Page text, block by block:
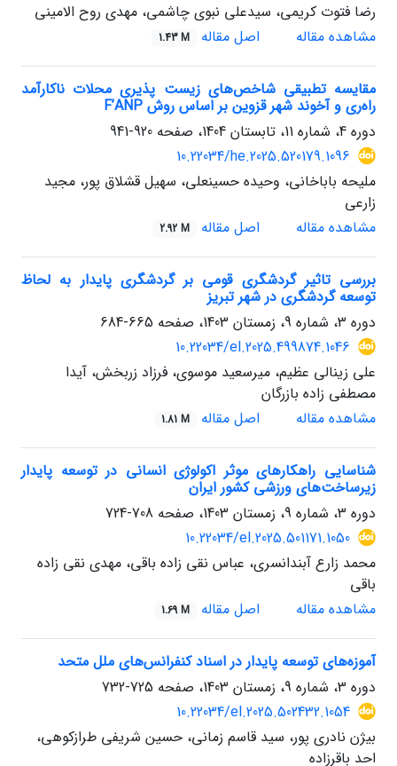
رضا فتوت کریمی، سیدعلی نبوی چاشمی، مهدی روح الامینی
مشاهده مقاله
اصل مقاله 1.43 M
مقایسه تطبیقی شاخص‌های زیست پذیری محلات ناکارآمد
راه‌ری و آخوند شهر قزوین بر اساس روش F’ANP
دوره 4، شماره 11، تابستان 1404، صفحه
920-941
10.22034/he.2025.520179.1096
ملیحه باباخانی، وحیده حسینعلی، سهیل قشلاق پور، مجید
زارعی
مشاهده مقاله
اصل مقاله 2.92 M
بررسی تاثیر گردشگری قومی بر گردشگری پایدار به لحاظ
توسعه گردشگری در شهر تبریز
دوره 3، شماره 9، زمستان 1403، صفحه
665-684
10.22034/el.2025.499874.1046
علی زینالی عظیم، میرسعید موسوی، فرزاد زربخش، آیدا
مصطفی زاده بازرگان
مشاهده مقاله
اصل مقاله 1.81 M
شناسایی راهکارهای موثر اکولوژی انسانی در توسعه پایدار
زیرساخت‌های ورزشی کشور ایران
دوره 3، شماره 9، زمستان 1403، صفحه
708-724
10.22034/el.2025.501171.1050
محمد زارع آبندانسری، عباس نقی زاده باقی، مهدی نقی زاده
باقی
مشاهده مقاله
اصل مقاله 1.69 M
آموزه‌های توسعه پایدار در اسناد کنفرانس‌های ملل متحد
دوره 3، شماره 9، زمستان 1403، صفحه
725-732
10.22034/el.2025.502432.1054
بیژن نادری پور، سید قاسم زمانی، حسین شریفی طرازکوهی،
احد باقرزاده